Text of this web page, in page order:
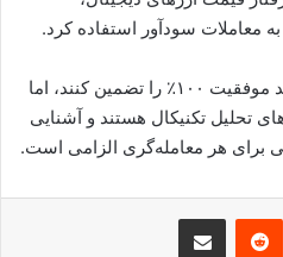
معاملات سودآور استفاده کرد.
اگرچه کندل‌ها به‌تنهایی نمی‌توانند موفقیت ۱۰۰٪ را تضمین کنند، اما
تحلیل تکنیکال هستند و آشنایی
برای هر معامله‌گری الزامی است.
‫رددیت اشتراک گذاری از طریق ایمیل